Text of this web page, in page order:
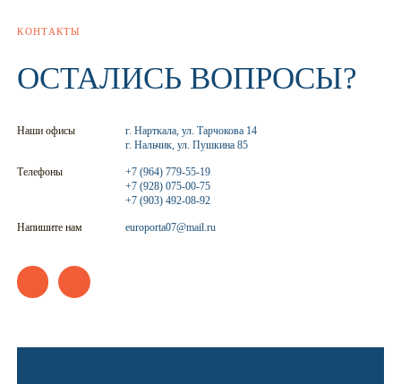
КОНТАКТЫ
ОСТАЛИСЬ ВОПРОСЫ?
Наши офисы
г. Нарткала, ул. Тарчокова 14
г. Нальчик, ул. Пушкина 85
Телефоны
+7 (964) 779-55-19
+7 (928) 075-00-75
+7 (903) 492-08-92
Напишите нам europorta07@mail.ru